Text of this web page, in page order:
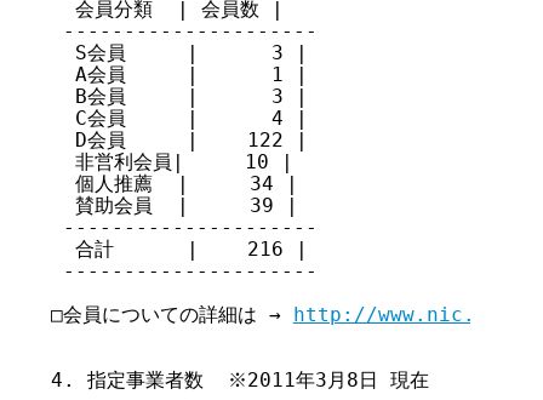
  会員分類  | 会員数 |
---------------------
  S会員     |      3 |
  A会員     |      1 |
  B会員     |      3 |
  C会員     |      4 |
  D会員     |    122 |
  非営利会員|     10 |
  個人推薦  |     34 |
  賛助会員  |     39 |
---------------------
  合計      |    216 |
---------------------
□会員についての詳細は → http://
4. 指定事業者数  ※2011年3月8日 現在